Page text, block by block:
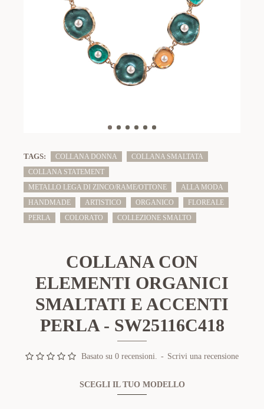
TAGS: COLLANA DONNA
COLLANA SMALTATA
COLLANA STATEMENT
METALLO LEGA DI ZINCO/RAME/OTTONE
ALLA MODA
HANDMADE
ARTISTICO ORGANICO
FLOREALE
PERLA
COLORATO COLLEZIONE SMALTO
COLLANA CON
ELEMENTI ORGANICI
SMALTATI E ACCENTI
PERLA - SW25116C418
Basato su 0 recensioni. - Scrivi una recensione
SCEGLI IL TUO MODELLO